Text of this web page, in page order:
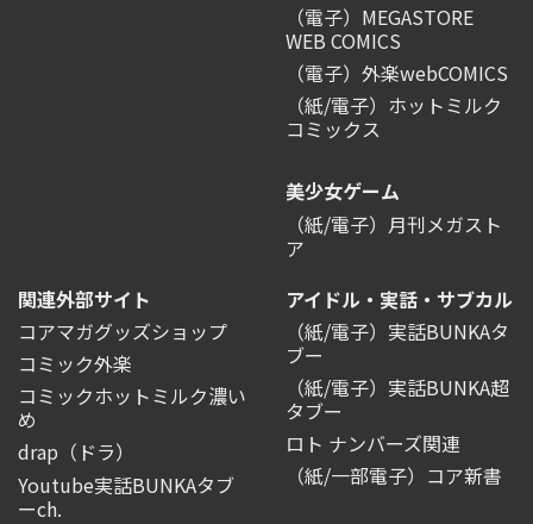
（電子）MEGASTORE
WEB COMICS
（電子）外楽webCOMICS
（紙/電子）ホットミルク
コミックス
美少女ゲーム
（紙/電子）月刊メガスト
ア
関連外部サイト
コアマガグッズショップ
コミック外楽
コミックホットミルク濃い
め
drap（ドラ）
Youtube実話BUNKAタブ
ーch.
アイドル・実話・サブカル
（紙/電子）実話BUNKAタ
ブー
（紙/電子）実話BUNKA超
タブー
ロト ナンバーズ関連
（紙/一部電子）コア新書